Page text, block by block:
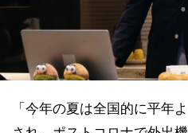
「今年の夏は全国的に平年